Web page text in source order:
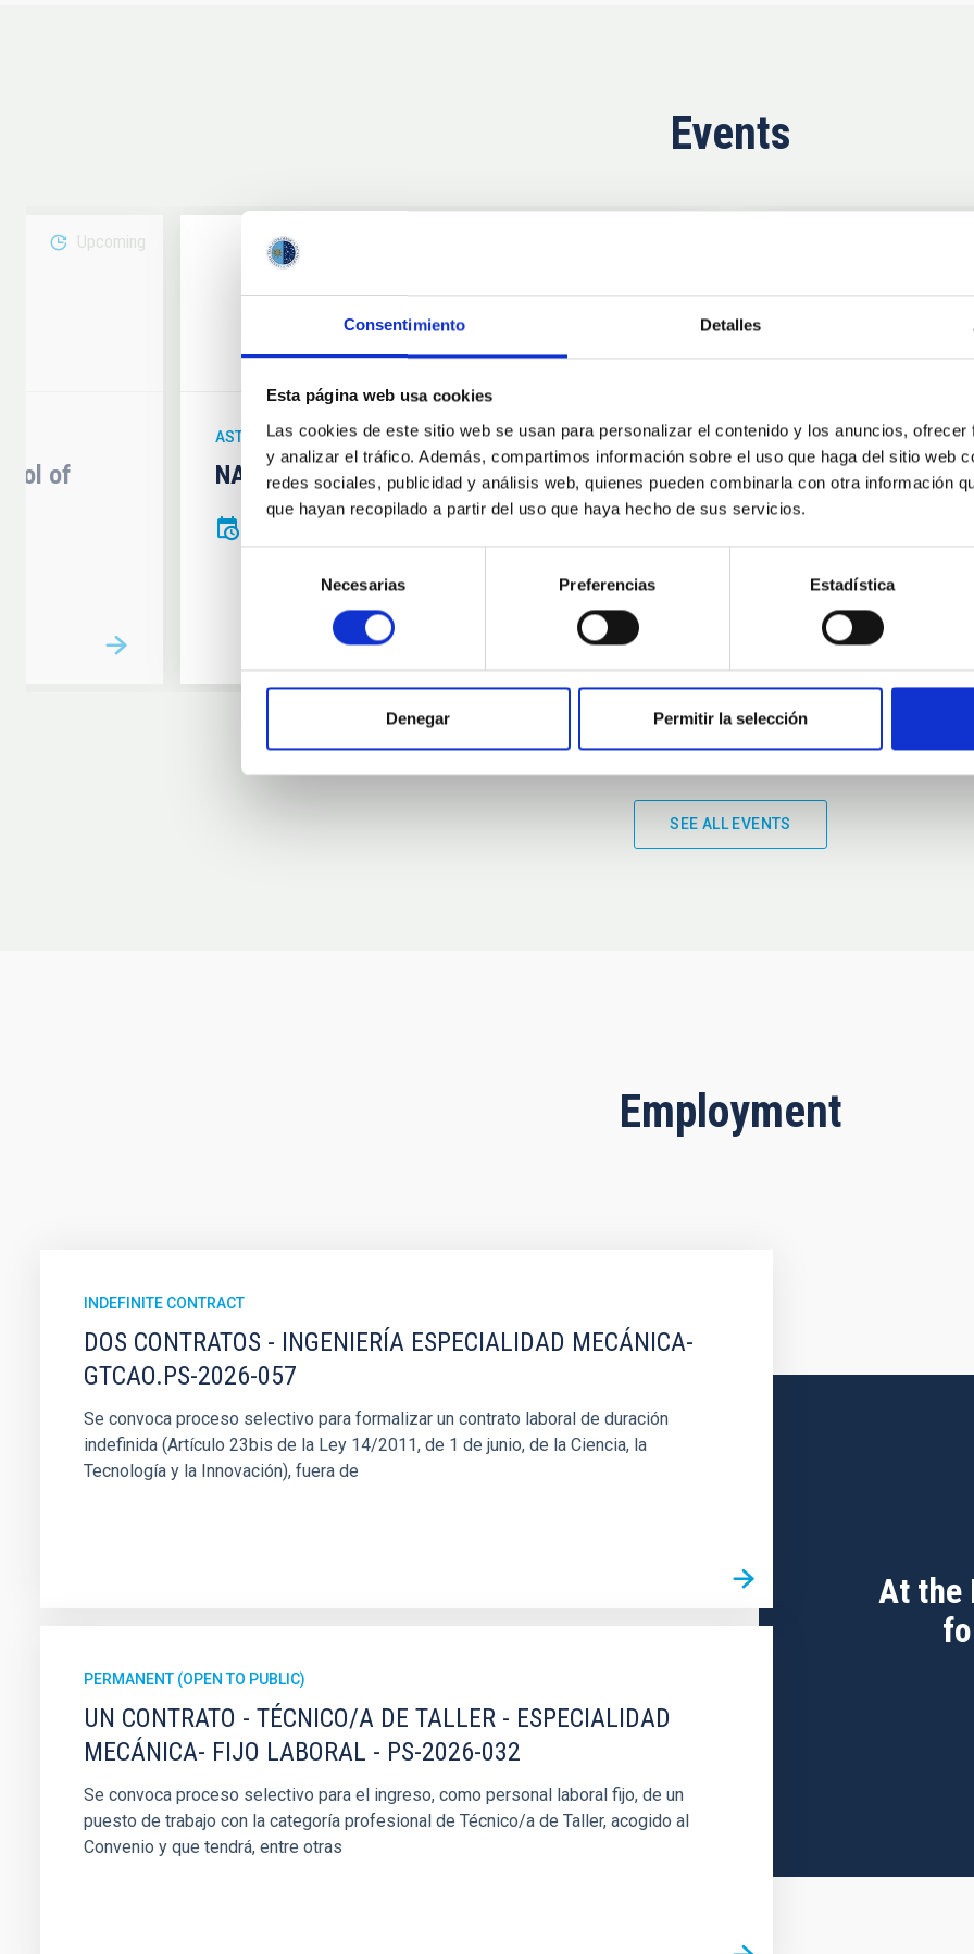
Consentimiento Detalles
Esta página web usa cookies
Las cookies de este sitio web se usan para personalizar el contenido y los anuncios,
y analizar el tráfico. Además, compartimos información sobre el uso que haga del sitio web
redes sociales, publicidad y análisis web, quienes pueden combinarla con otra información
que hayan recopilado a partir del uso que haya hecho de sus servicios.
consentimiento
Necesarias Preferencias Estadística
Denegar Permitir la selección
Events
Upcoming
of
08
AUG 26
11
AUG 26
ASTRONOMICAL EVENT
NATE en Palencia - Eclipse Agosto 2026
10
CONFERENCE
Substellar
SEE ALL EVENTS
Employment
INDEFINITE CONTRACT
DOS CONTRATOS - INGENIERÍA ESPECIALIDAD MECÁNICA-
GTCAO.PS-2026-057
Se convoca proceso selectivo para formalizar un contrato laboral de duración
indefinida (Artículo 23bis de la Ley 14/2011, de 1 de junio, de la Ciencia, la
Tecnología y la Innovación), fuera de
PERMANENT (OPEN TO PUBLIC)
UN CONTRATO - TÉCNICO/A DE TALLER - ESPECIALIDAD
MECÁNICA- FIJO LABORAL - PS-2026-032
Se convoca proceso selectivo para el ingreso, como personal laboral fijo, de un
puesto de trabajo con la categoría profesional de Técnico/a de Taller, acogido al
Convenio y que tendrá, entre otras
At the